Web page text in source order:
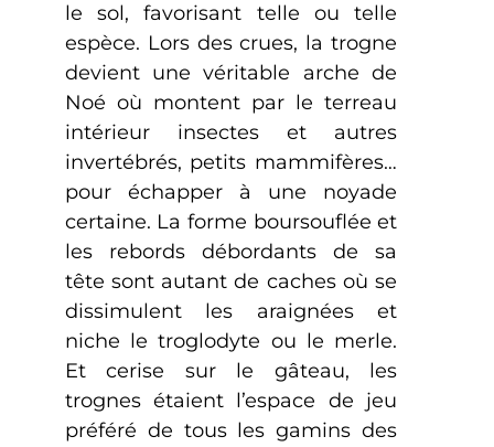
le sol, favorisant telle ou telle
espèce. Lors des crues, la trogne
devient une véritable arche de
Noé où montent par le terreau
intérieur insectes et autres
invertébrés, petits mammifères…
pour échapper à une noyade
certaine. La forme boursouflée et
les rebords débordants de sa
tête sont autant de caches où se
dissimulent les araignées et
niche le troglodyte ou le merle.
Et cerise sur le gâteau, les
trognes étaient l’espace de jeu
préféré de tous les gamins des